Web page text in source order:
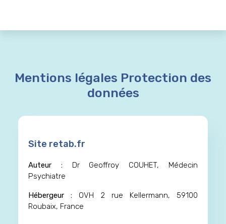
Mentions légales Protection des
données
Site retab.fr
Auteur :Dr Geoffroy COUHET, Médecin
Psychiatre
Hébergeur : OVH 2 rue Kellermann, 59100
Roubaix, France